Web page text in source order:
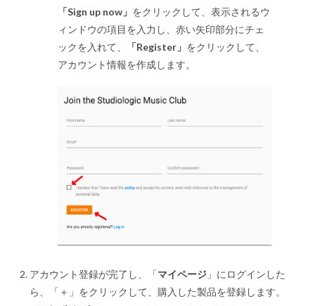
「Sign up now」 をクリックして、表示されるウ
ィンドウの項目を入力し、赤い矢印部分にチェ
ックを入れて、
「Register」 をクリックして、
アカウント情報を作成します。
アカウント登録が完了し、「マイページ 」にログインした
ら、「＋」をクリックして、購入した製品を登録します。